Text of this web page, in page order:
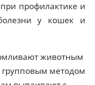
профилактике и
у кошек и
животным
методом